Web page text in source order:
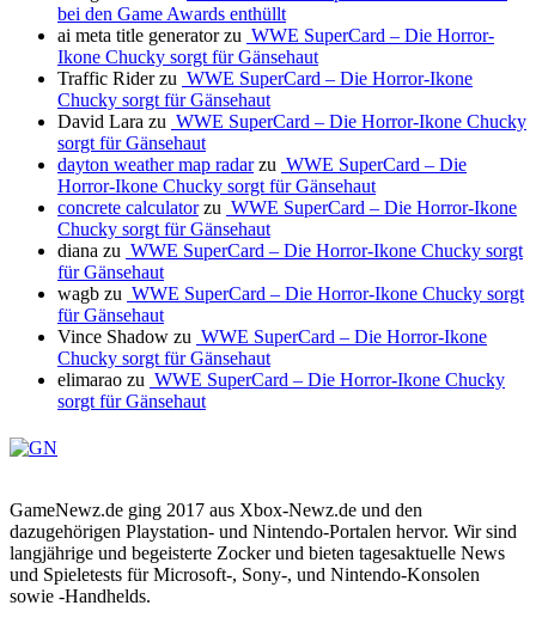
bei den Game Awards enthüllt
ai meta title generatorzu WWE SuperCard – Die Horror-
Ikone Chucky sorgt für Gänsehaut
Traffic Riderzu WWE SuperCard – Die Horror-Ikone
Chucky sorgt für Gänsehaut
David Lara zu WWE SuperCard – Die Horror-Ikone Chucky
sorgt für Gänsehaut
dayton weather map radarzu WWE SuperCard – Die
Horror-Ikone Chucky sorgt für Gänsehaut
concrete calculatorzu WWE SuperCard – Die Horror-Ikone
Chucky sorgt für Gänsehaut
diana zu WWE SuperCard – Die Horror-Ikone Chucky sorgt
für Gänsehaut
wagb zu WWE SuperCard – Die Horror-Ikone Chucky sorgt
für Gänsehaut
Vince Shadow zu WWE SuperCard – Die Horror-Ikone
Chucky sorgt für Gänsehaut
elimarao zu WWE SuperCard – Die Horror-Ikone Chucky
sorgt für Gänsehaut
GameNewz.de ging 2017 aus Xbox-Newz.de und den
dazugehörigen Playstation- und Nintendo-Portalen hervor. Wir sind
langjährige und begeisterte Zocker und bieten tagesaktuelle News
und Spieletests für Microsoft-, Sony-, und Nintendo-Konsolen
sowie -Handhelds.